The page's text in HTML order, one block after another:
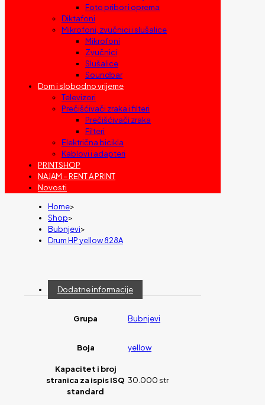
Foto pribor i oprema
Diktafoni
Mikrofoni, zvučnici i slušalice
Mikrofoni
Zvučnici
Slušalice
Soundbar
Dom i slobodno vrijeme
Televizori
Prečišćivači zraka i filteri
Prečišćivači zraka
Filteri
Električna bicikla
Kablovi i adapteri
PRINTSHOP
NAJAM – RENT A PRINT
Novosti
Home>
Shop>
Bubnjevi>
Drum HP yellow 828A
Dodatne informacije
Grupa Bubnjevi
Boja yellow
Kapacitet i broj
stranica za ispis ISQ
standard
30.000 str